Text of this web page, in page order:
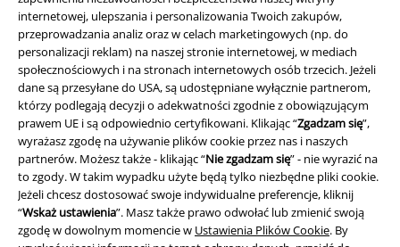
internetowej, ulepszania i personalizowania Twoich zakupów,
przeprowadzania analiz oraz w celach marketingowych (np. do
personalizacji reklam) na naszej stronie internetowej, w mediach
społecznościowych i na stronach internetowych osób trzecich. Jeżeli
dane są przesyłane do USA, są udostępniane wyłącznie partnerom,
którzy podlegają decyzji o adekwatności zgodnie z obowiązującym
prawem UE i są odpowiednio certyfikowani. Klikając “Zgadzam się”,
wyrażasz zgodę na używanie plików cookie przez nas i naszych
partnerów. Możesz także - klikając “Nie zgadzam się” - nie wyrazić na
to zgody. W takim wypadku użyte będą tylko niezbędne pliki cookie.
Jeżeli chcesz dostosować swoje indywidualne preferencje, kliknij
“Wskaż ustawienia”. Masz także prawo odwołać lub zmienić swoją
zgodę w dowolnym momencie w Ustawienia Plików Cookie. By
Informacje prawne
Regulamin
Dane firmy
Polityka prywatności